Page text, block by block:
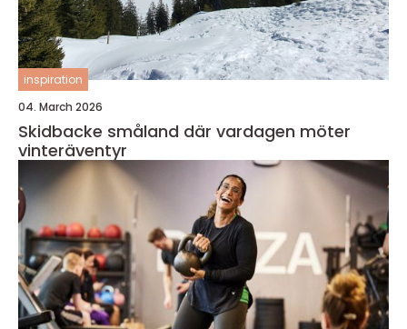
inspiration
04. March 2026
Skidbacke småland där vardagen möter
vinteräventyr